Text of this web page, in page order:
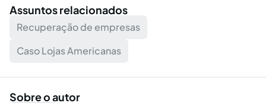
Assuntos relacionados
Recuperação de empresas
Caso Lojas Americanas
Sobre o autor